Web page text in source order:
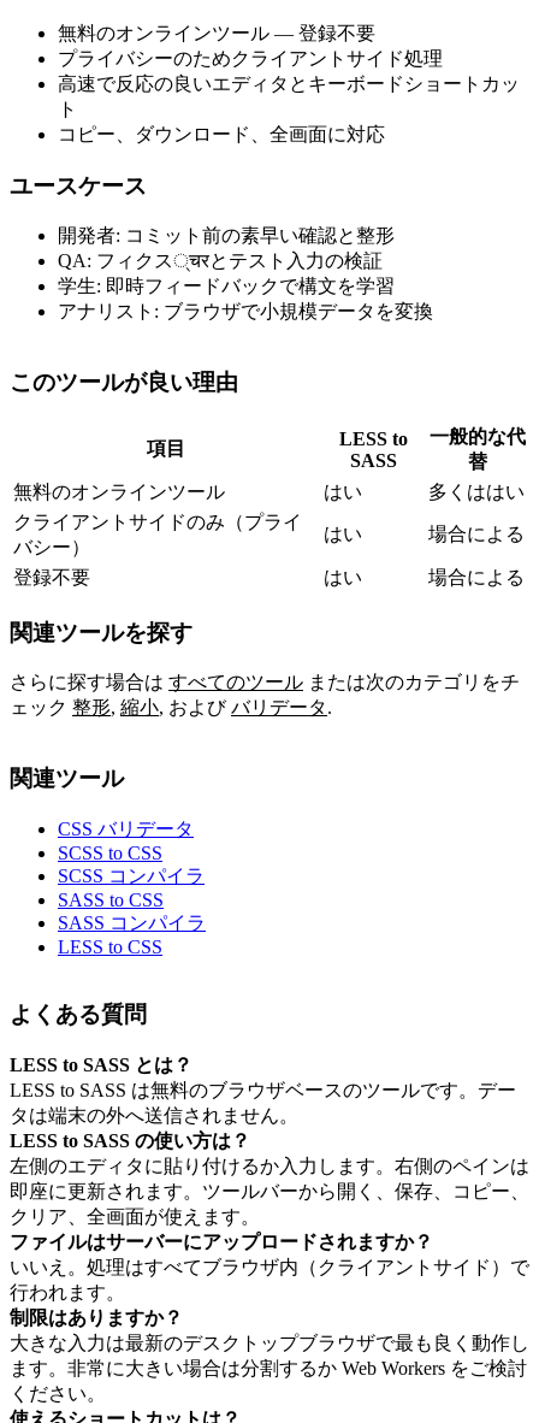
無料のオンラインツール — 登録不要
プライバシーのためクライアントサイド処理
高速で反応の良いエディタとキーボードショートカッ
ト
コピー、ダウンロード、全画面に対応
ユースケース
開発者: コミット前の素早い確認と整形
QA: フィクス्चरとテスト入力の検証
学生: 即時フィードバックで構文を学習
アナリスト: ブラウザで小規模データを変換
このツールが良い理由
項目
LESS to
SASS
一般的な代
替
無料のオンラインツール
はい
多くははい
クライアントサイドのみ（プライ
バシー）
はい 場合による
登録不要 はい 場合による
関連ツールを探す
さらに探す場合は すべてのツール または次のカテゴリをチ
ェック 整形, 縮小, および バリデータ.
関連ツール
CSS バリデータ
SCSS to CSS
SCSS コンパイラ
SASS to CSS
SASS コンパイラ
LESS to CSS
よくある質問
LESS to SASS とは？
LESS to SASS は無料のブラウザベースのツールです。デー
タは端末の外へ送信されません。
LESS to SASS の使い方は？
左側のエディタに貼り付けるか入力します。右側のペインは
即座に更新されます。ツールバーから開く、保存、コピー、
クリア、全画面が使えます。
ファイルはサーバーにアップロードされますか？
いいえ。処理はすべてブラウザ内（クライアントサイド）で
行われます。
制限はありますか？
大きな入力は最新のデスクトップブラウザで最も良く動作し
ます。非常に大きい場合は分割するか Web Workers をご検討
ください。